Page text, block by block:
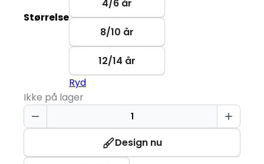
Størrelse
4/6 år
8/10 år
12/14 år
Ryd
Ikke på lager
T-
TIME®
shirt
Design nu